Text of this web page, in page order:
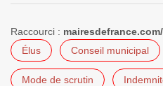
Raccourci :
Élus
Conseil municipal
Mode de scrutin